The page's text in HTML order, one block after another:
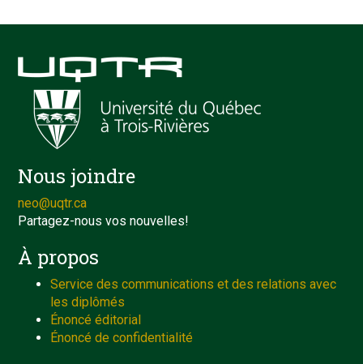
Nous joindre
neo@uqtr.ca
Partagez-nous vos nouvelles!
À propos
Service des communications et des relations avec
les diplômés
Énoncé éditorial
Énoncé de confidentialité